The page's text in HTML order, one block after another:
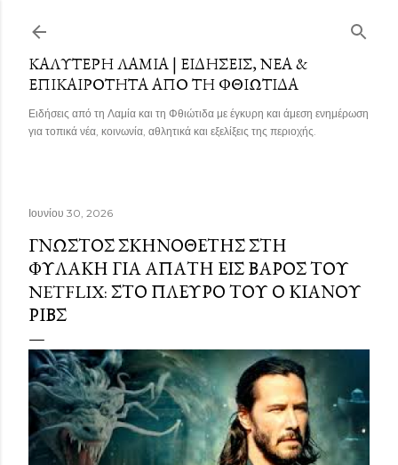
ΚΑΛΎΤΕΡΗ ΛΑΜΊΑ | ΕΙΔΉΣΕΙΣ, ΝΈΑ &
ΕΠΙΚΑΙΡΌΤΗΤΑ ΑΠΌ ΤΗ ΦΘΙΏΤΙΔΑ
Ειδήσεις από τη Λαμία και τη Φθιώτιδα με έγκυρη και άμεση ενημέρωση
για τοπικά νέα, κοινωνία, αθλητικά και εξελίξεις της περιοχής.
Ιουνίου 30, 2026
ΓΝΩΣΤΌΣ ΣΚΗΝΟΘΈΤΗΣ ΣΤΗ
ΦΥΛΑΚΉ ΓΙΑ ΑΠΆΤΗ ΕΙΣ ΒΆΡΟΣ ΤΟΥ
NETFLIX: ΣΤΟ ΠΛΕΥΡΌ ΤΟΥ Ο ΚΙΆΝΟΥ
ΡΙΒΣ